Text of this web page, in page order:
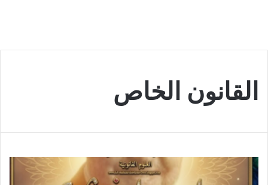
القانون الخاص